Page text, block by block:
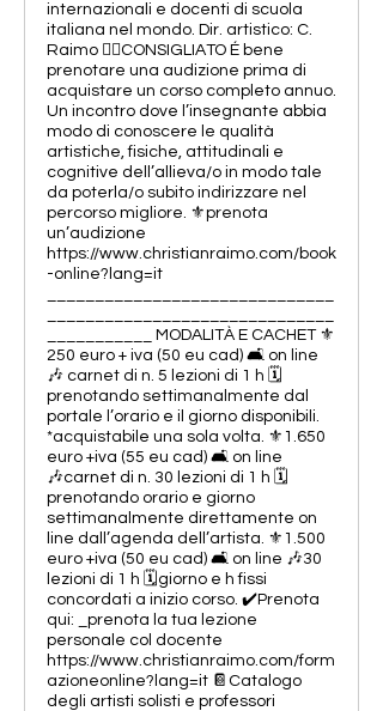
internazionali e docenti di scuola
italiana nel mondo. Dir. artistico: C.
Raimo 👉🏻CONSIGLIATO É bene
prenotare una audizione prima di
acquistare un corso completo annuo.
Un incontro dove l’insegnante abbia
modo di conoscere le qualità
artistiche, fisiche, attitudinali e
cognitive dell’allieva/o in modo tale
da poterla/o subito indirizzare nel
percorso migliore. ⚜️prenota
un’audizione
https://www.christianraimo.com/book
-online?lang=it
___________ MODALITÀ E CACHET ⚜️
250 euro + iva (50 eu cad) 🛋️ on line
🎶 carnet di n. 5 lezioni di 1 h 🗓️
prenotando settimanalmente dal
portale l’orario e il giorno disponibili.
*acquistabile una sola volta. ⚜️1.650
euro +iva (55 eu cad) 🛋️ on line
🎶carnet di n. 30 lezioni di 1 h 🗓️
prenotando orario e giorno
settimanalmente direttamente on
line dall’agenda dell’artista. ⚜️1.500
euro +iva (50 eu cad) 🛋️ on line 🎶30
lezioni di 1 h 🗓️giorno e h fissi
concordati a inizio corso. ✔️Prenota
qui: _prenota la tua lezione
personale col docente
https://www.christianraimo.com/form
azioneonline?lang=it 📔Catalogo
degli artisti solisti e professori